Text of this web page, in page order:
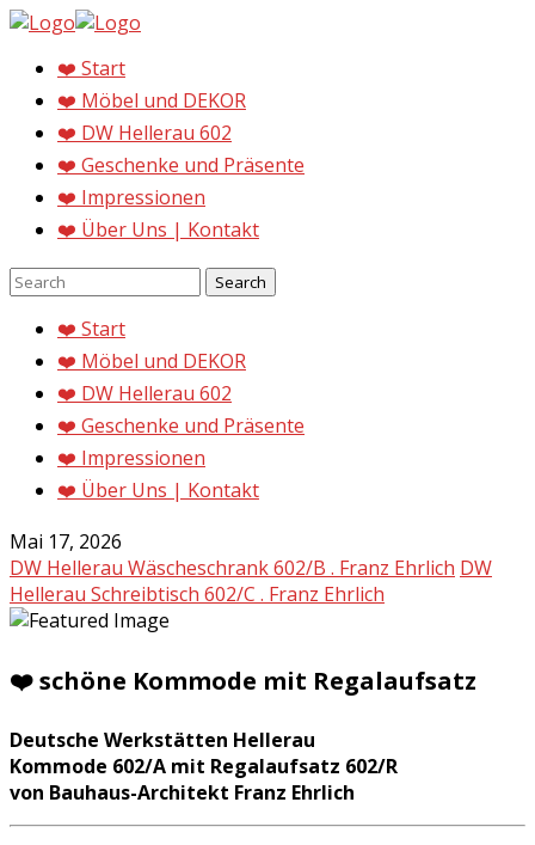
❤️ Start
❤️ Möbel und DEKOR
❤️ DW Hellerau 602
❤️ Geschenke und Präsente
❤️ Impressionen
❤️ Über Uns | Kontakt
❤️ Start
❤️ Möbel und DEKOR
❤️ DW Hellerau 602
❤️ Geschenke und Präsente
❤️ Impressionen
❤️ Über Uns | Kontakt
Mai 17, 2026
DW Hellerau Wäscheschrank 602/B . Franz Ehrlich DW
Hellerau Schreibtisch 602/C . Franz Ehrlich
❤️ schöne Kommode mit Regalaufsatz
Deutsche Werkstätten Hellerau
Kommode 602/A mit Regalaufsatz 602/R
von Bauhaus-Architekt Franz Ehrlich